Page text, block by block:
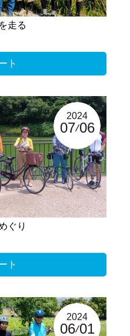
走る
ト
2024
07 06
ぐり
ト
2024
06 01